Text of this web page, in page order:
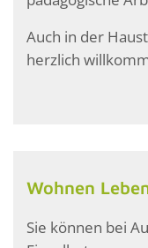
Auch in der
herzlich
Wohnen
Sie können bei